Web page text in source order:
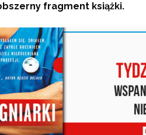
fragment książki.